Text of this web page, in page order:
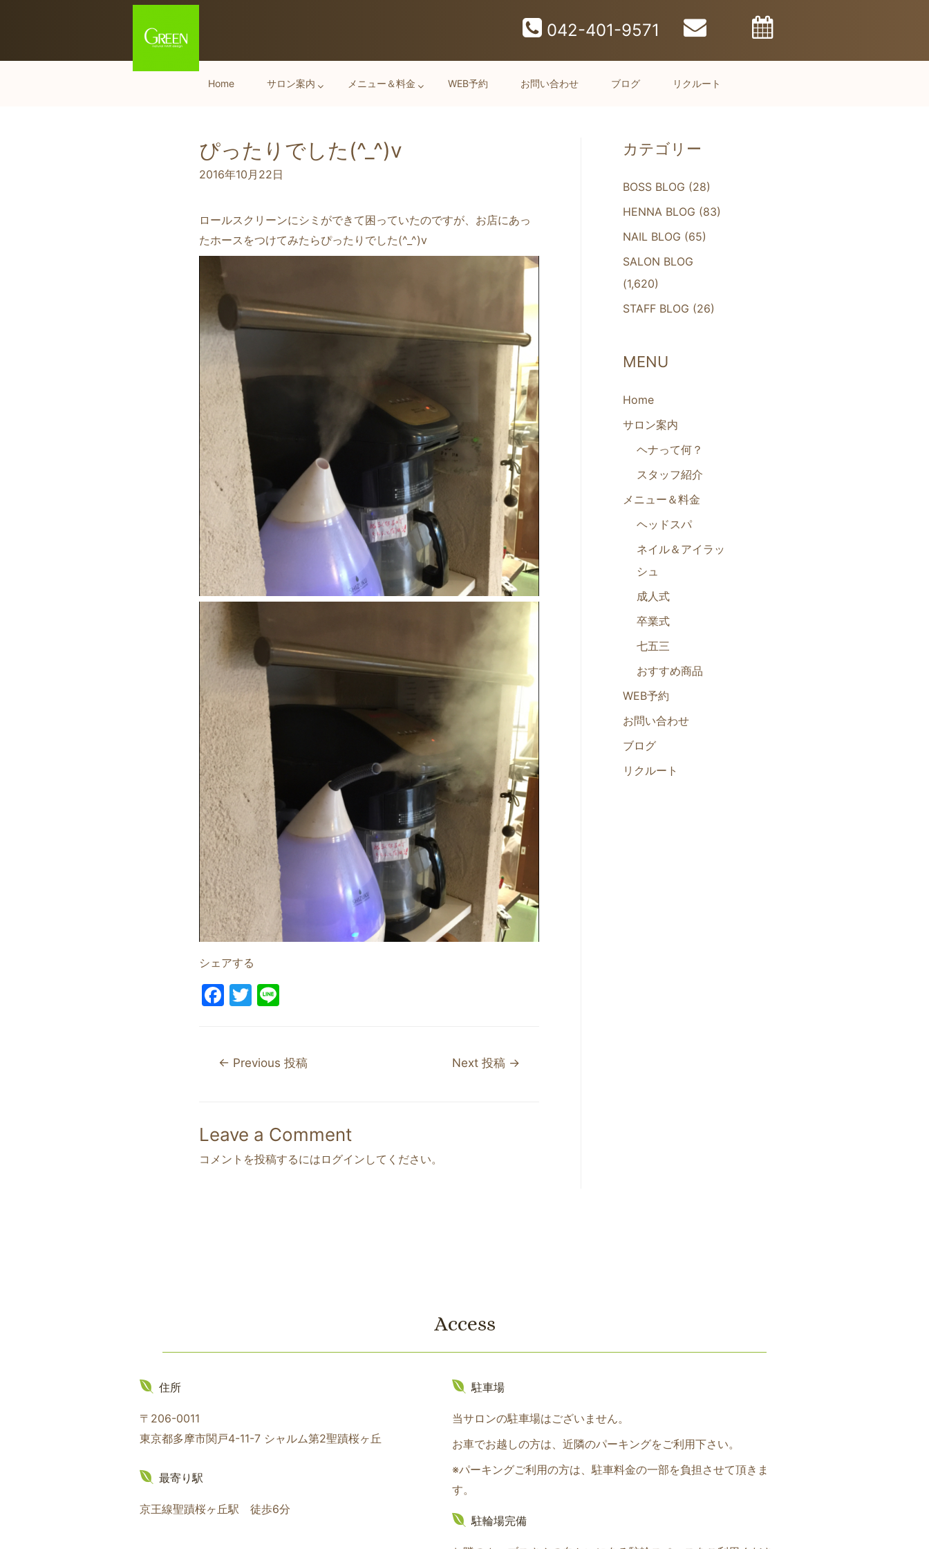
042-401-9571
Home サロン案内 メニュー＆料金 WEB予約 お問い合わせ ブログ リクルート
ぴったりでした(^_^)v
2016年10月22日
ロールスクリーンにシミができて困っていたのですが、お店にあっ
たホースをつけてみたらぴったりでした(^_^)v
シェアする
F
e
o
k
T
er
← Previous 投稿 Next 投稿 →
Leave a Comment
コメントを投稿するには ログイン してください。
カテゴリー
BOSS BLOG (28)
HENNA BLOG (83)
NAIL BLOG (65)
SALON BLOG
(1,620)
STAFF BLOG (26)
MENU
Home
サロン案内
ヘナって何？
スタッフ紹介
メニュー＆料金
ヘッドスパ
ネイル＆アイラッ
シュ
成人式
卒業式
七五三
おすすめ商品
WEB予約
お問い合わせ
ブログ
リクルート
Access
住所
〒206-0011
東京都多摩市関戸4-11-7 シャルム第2聖蹟桜ヶ丘
最寄り駅
京王線聖蹟桜ヶ丘駅 徒歩6分
駐車場
当サロンの駐車場はございません。
お車でお越しの方は、近隣のパーキングをご利用下さい。
※パーキングご利用の方は、駐車料金の一部を負担させて頂きま
す。
駐輪場完備